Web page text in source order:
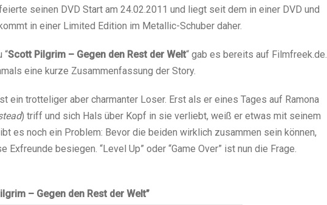
seinen DVD Start am 24.02.2011 und liegt seit dem in einer DVD und
in einer Limited Edition im Metallic-Schuber daher.
“Scott Pilgrim – Gegen den Rest der Welt“ gab es bereits auf Filmfreek.de.
eine kurze Zusammenfassung der Story.
ein trotteliger aber charmanter Loser. Erst als er eines Tages auf Ramona
) triff und sich Hals über Kopf in sie verliebt, weiß er etwas mit seinem
es noch ein Problem: Bevor die beiden wirklich zusammen sein können,
Exfreunde besiegen. “Level Up” oder “Game Over” ist nun die Frage.
– Gegen den Rest der Welt”